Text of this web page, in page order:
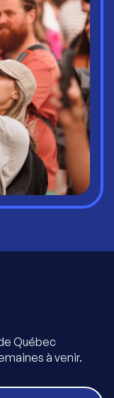
Québec
à venir.